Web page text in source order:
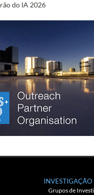
do IA 2026
INVESTIGAÇÃO
Grupos de